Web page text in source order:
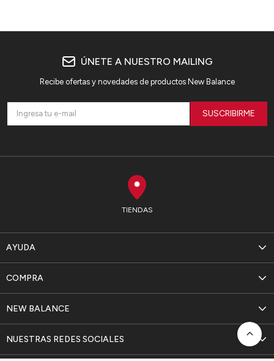
TIENDAS
AYUDA
NEW BALANCE
COMPRA
NUESTRAS REDES SOCIALES
ÚNETE A NUESTRO MAILING
Recibe ofertas y novedades de productos New Balance
SUSCRIBIRME